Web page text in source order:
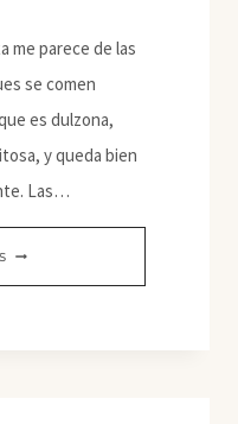
me parece de las
se comen
es dulzona,
y queda bien
Las…
TIRABEQUES
RELLENOS